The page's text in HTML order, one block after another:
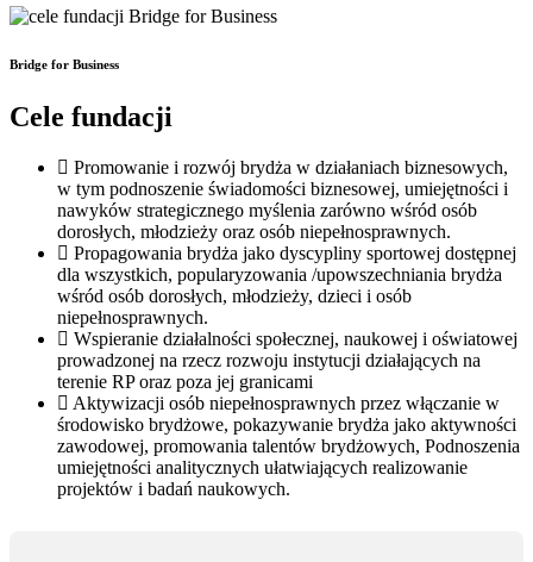
Bridge for Business
Cele fundacji
Promowanie i rozwój brydża w działaniach biznesowych,
w tym podnoszenie świadomości biznesowej, umiejętności i
nawyków strategicznego myślenia zarówno wśród osób
dorosłych, młodzieży oraz osób niepełnosprawnych.
Propagowania brydża jako dyscypliny sportowej dostępnej
dla wszystkich, popularyzowania /upowszechniania brydża
wśród osób dorosłych, młodzieży, dzieci i osób
niepełnosprawnych.
Wspieranie działalności społecznej, naukowej i oświatowej
prowadzonej na rzecz rozwoju instytucji działających na
terenie RP oraz poza jej granicami
Aktywizacji osób niepełnosprawnych przez włączanie w
środowisko brydżowe, pokazywanie brydża jako aktywności
zawodowej, promowania talentów brydżowych, Podnoszenia
umiejętności analitycznych ułatwiających realizowanie
projektów i badań naukowych.